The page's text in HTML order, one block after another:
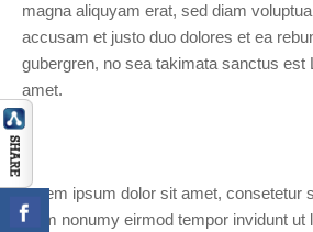
magna aliquyam erat, sed diam
accusam et justo duo dolores et ea
gubergren, no sea takimata sanctus est
amet.
Lorem ipsum dolor sit amet, consetetur
diam nonumy eirmod tempor invidunt ut